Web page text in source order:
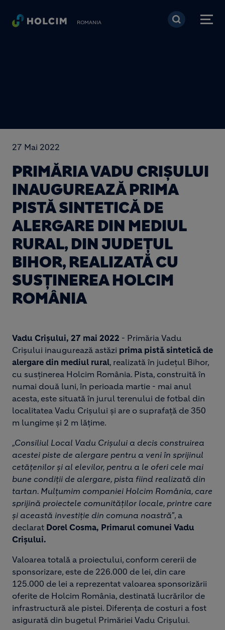
Mergi la conţinutul
ROMANIA
27 Mai 2022
PRIMĂRIA VADU CRIȘULUI
INAUGUREAZĂ PRIMA
PISTĂ SINTETICĂ DE
ALERGARE DIN MEDIUL
RURAL, DIN JUDEȚUL
BIHOR, REALIZATĂ CU
SUSȚINEREA HOLCIM
ROMÂNIA
Vadu Crișului, 27 mai 2022 - Primăria Vadu
Crișului inaugurează astăzi prima pistă sintetică de
alergare din mediul rural, realizată în județul Bihor,
cu susținerea Holcim România. Pista, construită în
numai două luni, în perioada martie - mai anul
acesta, este situată în jurul terenului de fotbal din
localitatea Vadu Crișului și are o suprafață de 350
m lungime și 2 m lățime.
„Consiliul Local Vadu Crișului a decis construirea
acestei piste de alergare pentru a veni în sprijinul
cetățenilor și al elevilor, pentru a le oferi cele mai
bune condiții de alergare, pista fiind realizată din
tartan. Mulțumim companiei Holcim România, care
sprijină proiectele comunităților locale, printre care
și această investiție din comuna noastră", a
declarat Dorel Cosma, Primarul comunei Vadu
Crișului.
Valoarea totală a proiectului, conform cererii de
sponsorizare, este de 226.000 de lei, din care
125.000 de lei a reprezentat valoarea sponsorizării
oferite de Holcim România, destinată lucrărilor de
infrastructură ale pistei. Diferența de costuri a fost
asigurată din bugetul Primăriei Vadu Crișului.